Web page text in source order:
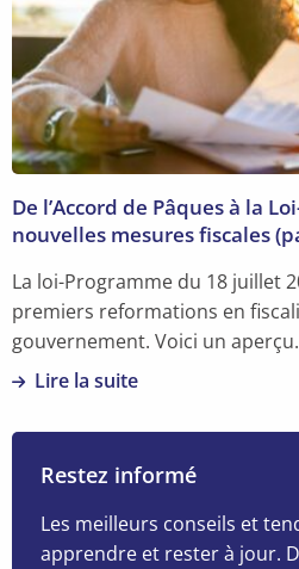
Finance
est
partout
–
pourquoi
la
financière
est
essentielle
pour
les
managers
De l’Accord de Pâques à la
nouvelles mesures fiscales
La loi-Programme du 18 juillet
premiers reformations en
gouvernement. Voici un aperçu.
Lire la suite
savoir
plus
l’Accord
Restez informé
Les meilleurs conseils et
apprendre et rester à jour.